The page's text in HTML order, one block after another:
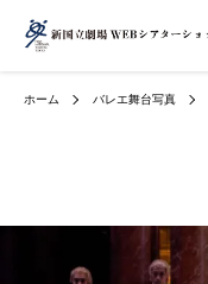
ホーム バレエ舞台写真